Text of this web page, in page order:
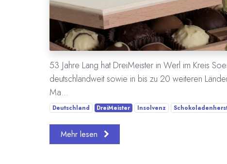
53 Jahre Lang hat DreiMeister in Werl im Kreis
deutschlandweit sowie in bis zu 20 weiteren
Ma...
Deutschland DreiMeister Insolvenz
Mehr lesen